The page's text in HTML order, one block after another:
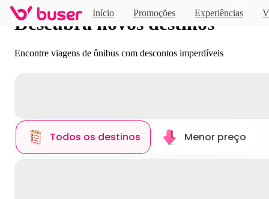
Início Promoções Experiências
Descubra novos destinos
Encontre viagens de ônibus com descontos imperdíveis
Todos os destinos Menor preço